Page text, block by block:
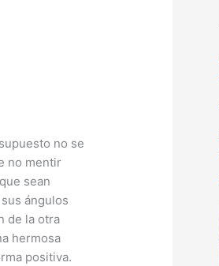
no se
no mentir
sean
ángulos
de la otra
hermosa
positiva.